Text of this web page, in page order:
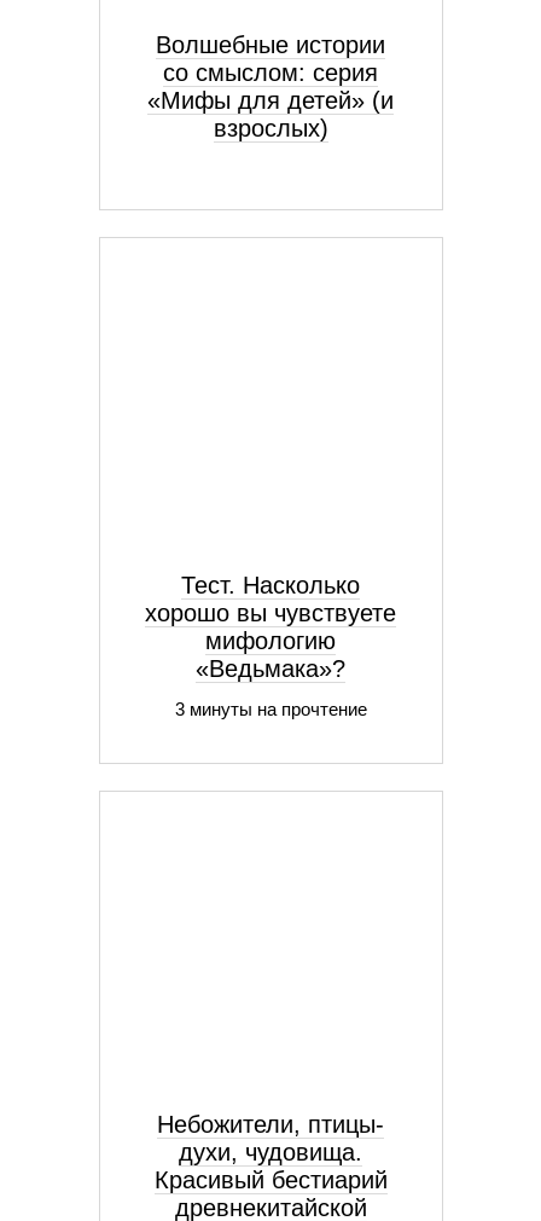
Волшебные истории
со смыслом: серия
«Мифы для детей» (и
взрослых)
Тест. Насколько
хорошо вы чувствуете
мифологию
«Ведьмака»?
3 минуты на прочтение
Небожители, птицы-
духи, чудовища.
Красивый бестиарий
древнекитайской